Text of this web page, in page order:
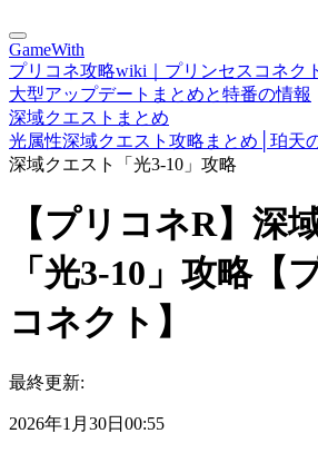
GameWith
プリコネ攻略wiki｜プリンセスコネク
大型アップデートまとめと特番の情報
深域クエストまとめ
光属性深域クエスト攻略まとめ│珀天
深域クエスト「光3-10」攻略
【プリコネR】深
「光3-10」攻略【
コネクト】
最終更新:
2026年1月30日00:55